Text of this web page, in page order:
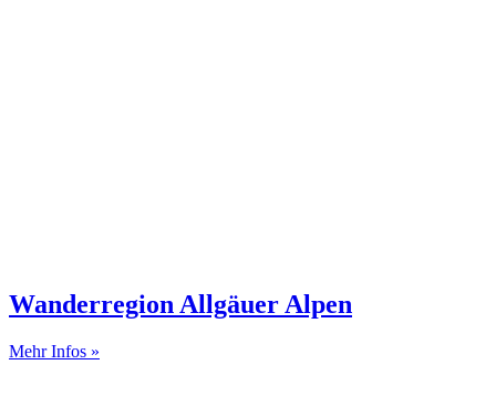
Wanderregion Allgäuer Alpen
Mehr Infos »